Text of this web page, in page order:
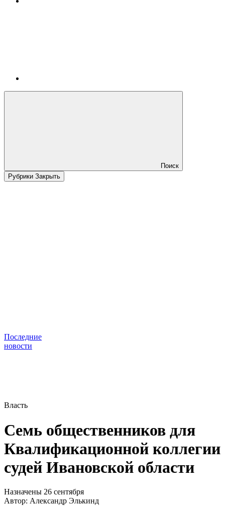
Поиск
Рубрики Закрыть
Последние
новости
Власть
Семь общественников для
Квалификационной коллегии
судей Ивановской области
Назначены 26 сентября
Автор: Александр Элькинд